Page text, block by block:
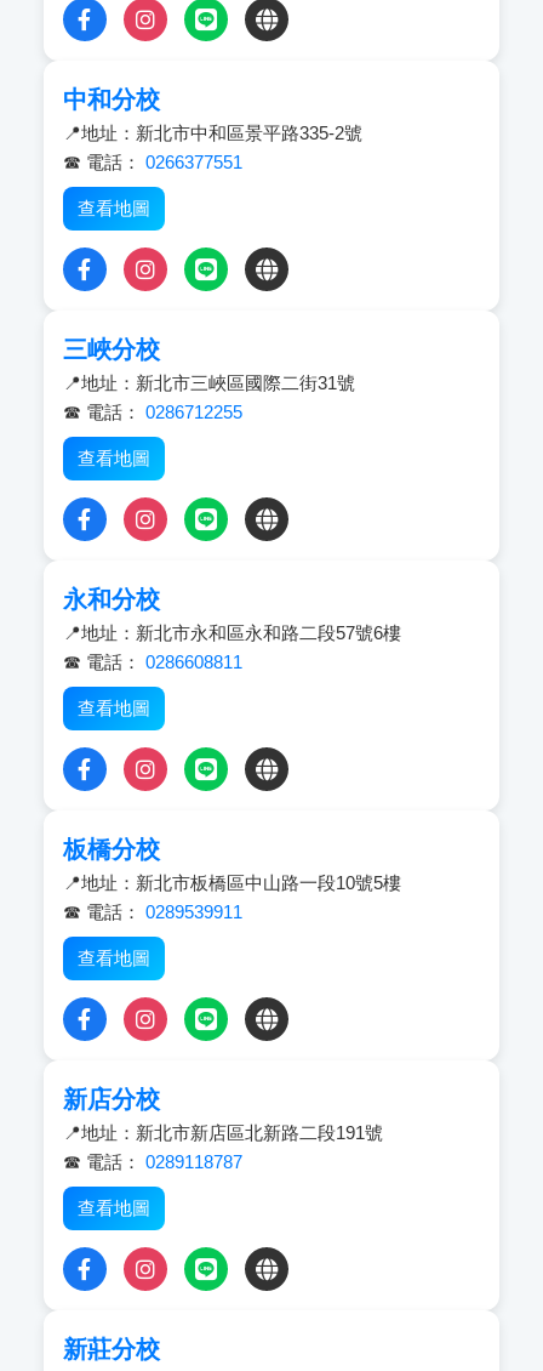
中和分校
📍地址：新北市中和區景平路335-2號
☎ 電話： 0266377551
查看地圖
三峽分校
📍地址：新北市三峽區國際二街31號
☎ 電話： 0286712255
查看地圖
永和分校
📍地址：新北市永和區永和路二段57號6樓
☎ 電話： 0286608811
查看地圖
板橋分校
📍地址：新北市板橋區中山路一段10號5樓
☎ 電話： 0289539911
查看地圖
新店分校
📍地址：新北市新店區北新路二段191號
☎ 電話： 0289118787
查看地圖
新莊分校